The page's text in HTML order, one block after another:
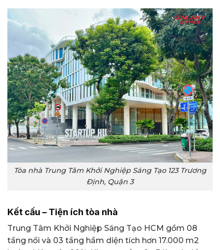
Tòa nhà Trung Tâm Khởi Nghiệp Sáng Tạo 123 Trương
Định, Quận 3
Kết cấu – Tiện ích tòa nhà
Trung Tâm Khởi Nghiệp Sáng Tạo HCM gồm 08
tầng nổi và 03 tầng hầm diện tích hơn 17.000 m2